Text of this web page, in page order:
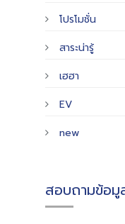
โปรโมชั่น
สาระน่ารู้
เฮฮา
EV
new
สอบถามข้อมู